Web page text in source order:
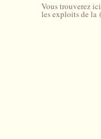
Vous trouverez
les exploits de